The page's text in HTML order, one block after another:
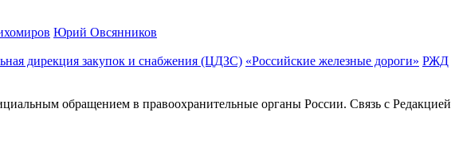
Юрий Овсянников
дирекция закупок и снабжения (ЦДЗС) «Российские железные дороги» РЖД
обращением в правоохранительные органы России. Связь с Редакцией